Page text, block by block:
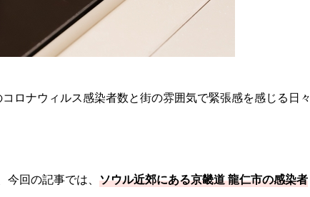
ロナウィルス感染者数と街の雰囲気で緊張感を感じる日々
回の記事では、 ソウル近郊にある京畿道 龍仁市の感染者